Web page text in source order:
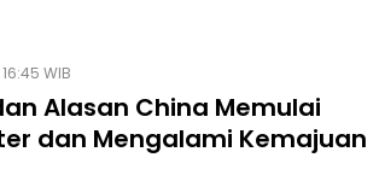
WIB
Alasan China Memulai
dan Mengalami Kemajuan